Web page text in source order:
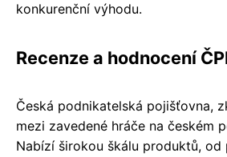
konkurenční výhodu.
Recenze a hodnocení
Česká podnikatelská pojišťovna,
mezi zavedené hráče na českém
Nabízí širokou škálu produktů, od